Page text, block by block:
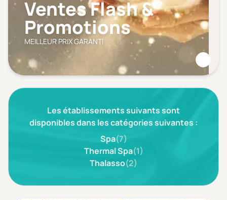
Ventes Flash &
Promotions
MEILLEUR PRIX GARANTI
Les établissements suivants sont
disponibles dans les catégories suivantes :
Spa(7)
Thermal Spa(1)
Thalasso(2)